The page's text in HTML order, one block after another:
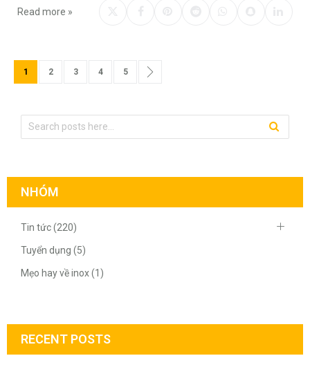
Read more »
Bạn đang đọc trang
1 Trang
2 Trang
3 Trang
4 Trang
5
NHÓM
Tin tức (220)
Tuyển dụng (5)
Mẹo hay về inox (1)
RECENT POSTS